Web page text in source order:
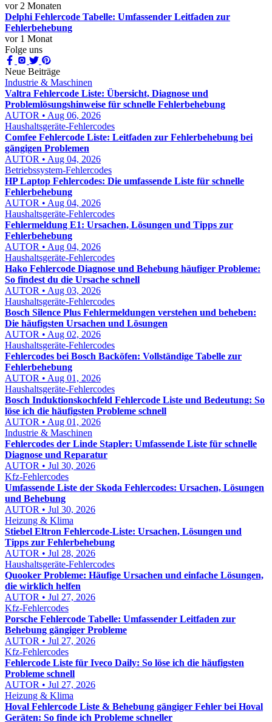
vor 2 Monaten
Delphi Fehlercode Tabelle: Umfassender Leitfaden zur
Fehlerbehebung
vor 1 Monat
Folge uns
Neue Beiträge
Industrie & Maschinen
Valtra Fehlercode Liste: Übersicht, Diagnose und
Problemlösungshinweise für schnelle Fehlerbehebung
AUTOR • Aug 06, 2026
Haushaltsgeräte-Fehlercodes
Comfee Fehlercode Liste: Leitfaden zur Fehlerbehebung bei
gängigen Problemen
AUTOR • Aug 04, 2026
Betriebssystem-Fehlercodes
HP Laptop Fehlercodes: Die umfassende Liste für schnelle
Fehlerbehebung
AUTOR • Aug 04, 2026
Haushaltsgeräte-Fehlercodes
Fehlermeldung E1: Ursachen, Lösungen und Tipps zur
Fehlerbehebung
AUTOR • Aug 04, 2026
Haushaltsgeräte-Fehlercodes
Hako Fehlercode Diagnose und Behebung häufiger Probleme:
So findest du die Ursache schnell
AUTOR • Aug 03, 2026
Haushaltsgeräte-Fehlercodes
Bosch Silence Plus Fehlermeldungen verstehen und beheben:
Die häufigsten Ursachen und Lösungen
AUTOR • Aug 02, 2026
Haushaltsgeräte-Fehlercodes
Fehlercodes bei Bosch Backöfen: Vollständige Tabelle zur
Fehlerbehebung
AUTOR • Aug 01, 2026
Haushaltsgeräte-Fehlercodes
Bosch Induktionskochfeld Fehlercode Liste und Bedeutung: So
löse ich die häufigsten Probleme schnell
AUTOR • Aug 01, 2026
Industrie & Maschinen
Fehlercodes der Linde Stapler: Umfassende Liste für schnelle
Diagnose und Reparatur
AUTOR • Jul 30, 2026
Kfz-Fehlercodes
Umfassende Liste der Skoda Fehlercodes: Ursachen, Lösungen
und Behebung
AUTOR • Jul 30, 2026
Heizung & Klima
Stiebel Eltron Fehlercode-Liste: Ursachen, Lösungen und
Tipps zur Fehlerbehebung
AUTOR • Jul 28, 2026
Haushaltsgeräte-Fehlercodes
Quooker Probleme: Häufige Ursachen und einfache Lösungen,
die wirklich helfen
AUTOR • Jul 27, 2026
Kfz-Fehlercodes
Porsche Fehlercode Tabelle: Umfassender Leitfaden zur
Behebung gängiger Probleme
AUTOR • Jul 27, 2026
Kfz-Fehlercodes
Fehlercode Liste für Iveco Daily: So löse ich die häufigsten
Probleme schnell
AUTOR • Jul 27, 2026
Heizung & Klima
Hoval Fehlercode Liste & Behebung gängiger Fehler bei Hoval
Geräten: So finde ich Probleme schneller